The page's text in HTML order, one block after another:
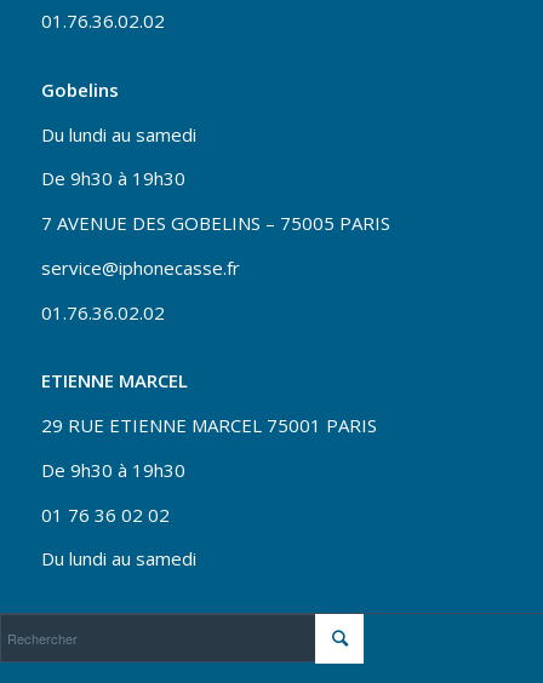
01.76.36.02.02
Gobelins
Du lundi au samedi
De 9h30 à 19h30
7 AVENUE DES GOBELINS – 75005 PARIS
service@iphonecasse.fr
01.76.36.02.02
ETIENNE MARCEL
29 RUE ETIENNE MARCEL 75001 PARIS
De 9h30 à 19h30
01 76 36 02 02
Du lundi au samedi